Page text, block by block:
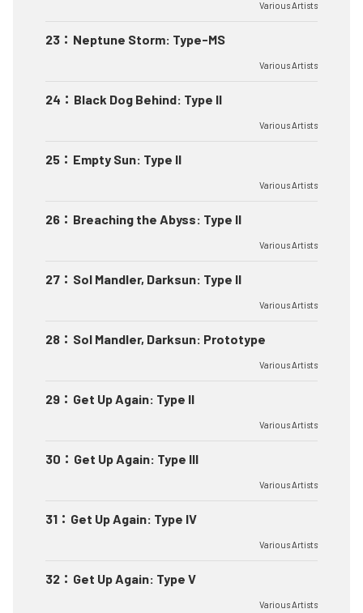
Various Artists
23 ： Neptune Storm: Type-MS
Various Artists
24 ： Black Dog Behind: Type II
Various Artists
25 ： Empty Sun: Type II
Various Artists
26 ： Breaching the Abyss: Type II
Various Artists
27 ： Sol Mandler, Darksun: Type II
Various Artists
28 ： Sol Mandler, Darksun: Prototype
Various Artists
29 ： Get Up Again: Type II
Various Artists
30 ： Get Up Again: Type III
Various Artists
31 ： Get Up Again: Type IV
Various Artists
32 ： Get Up Again: Type V
Various Artists